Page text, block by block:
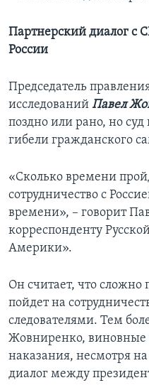
Партнерский диалог с
России
Председатель
исследований Павел
поздно или рано, но
гибели гражданского
«Сколько времени
сотрудничество с
времени», – говорит
корреспонденту
Америки».
Он считает, что сложно
пойдет на
следователями. Тем
Жовниренко, виновные
наказания, несмотря
диалог между